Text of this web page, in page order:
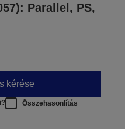
Parallel, PS,
kérése
Összehasonlítás